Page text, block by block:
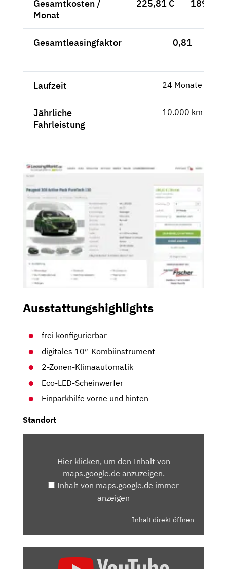
Gesamtkosten /
Monat
225,81 € 189,76
Gesamtleasingfaktor 0,81
Laufzeit 24 Monate
Jährliche
Fahrleistung
10.000 km
Ausstattungshighlights
frei konfigurierbar
digitales 10″-Kombiinstrument
2-Zonen-Klimaautomatik
Eco-LED-Scheinwerfer
Einparkhilfe vorne und hinten
Standort
MAPS.GOOGLE.DEHier klicken, um den Inhalt von
maps.google.de anzuzeigen.
Inhalt von maps.google.de immer
anzeigen
Inhalt direkt öffnen